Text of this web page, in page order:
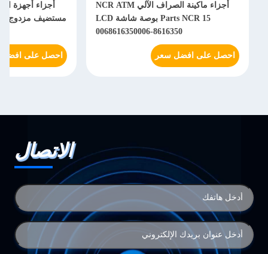
أجزاء ماكينة الصراف الآلي NCR ATM
Parts NCR 15 بوصة شاشة LCD
0068616350006-8616350
احصل على افضل سعر احصل على
الاتصال